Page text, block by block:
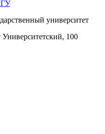
университет
100